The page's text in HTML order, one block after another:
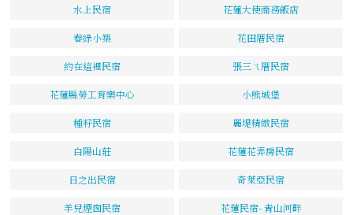
水上民宿 花蓮大使商務飯店
春綠小築 花田厝民宿
約在這裡民宿 張三ㄟ厝民宿
花蓮縣勞工育樂中心 小熊城堡
種籽民宿 麗堤精緻民宿
白陽山莊 花蓮花弄房民宿
日之出民宿 奇萊亞民宿
羊兒煙囪民宿 花蓮民宿- 青山河畔